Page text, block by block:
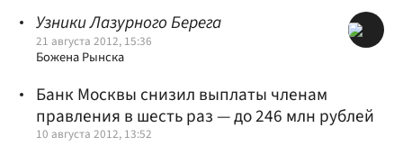
Узники Лазурного Берега
21 августа 2012, 15:36
Божена Рынска
Банк Москвы снизил выплаты членам
правления в шесть раз — до 246 млн рублей
10 августа 2012, 13:52